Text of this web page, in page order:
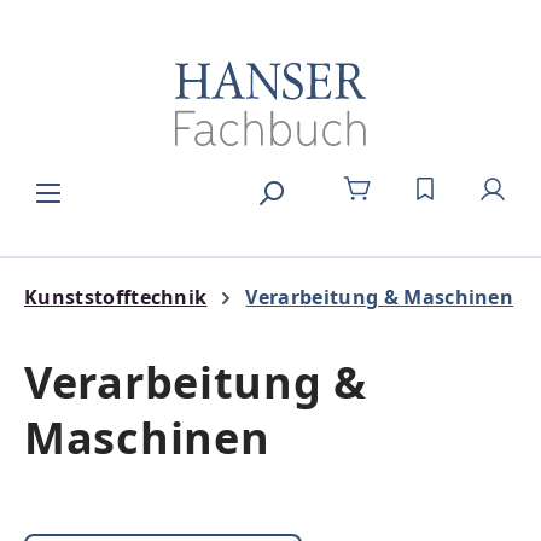
DU HAST 0
Kunststofftechnik Verarbeitung & Maschinen
Verarbeitung &
Maschinen